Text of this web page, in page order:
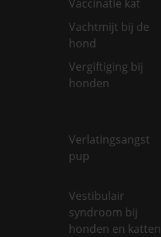
Vaccinatie kat
Vachtmijt bij de
hond
Vergiftiging bij
honden
Verlatingsangst
pup
Vestibulair
syndroom bij
honden en katten